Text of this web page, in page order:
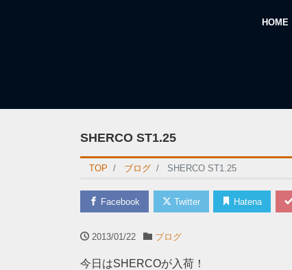
HOME
SHERCO ST1.25
TOP ブログ SHERCO ST1.25
Facebook Twitter Hatena
2013/01/22 ブログ
今日はSHERCOが入荷！